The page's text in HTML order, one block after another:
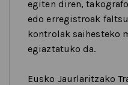
egiten diren,
edo erregistroak
kontrolak saihesteko
egiaztatuko da.
Eusko Jaurlaritzako